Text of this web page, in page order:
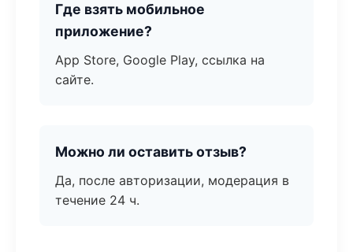
Где взять мобильное
приложение?
App Store, Google Play, ссылка на
сайте.
Можно ли оставить отзыв?
Да, после авторизации, модерация в
течение 24 ч.